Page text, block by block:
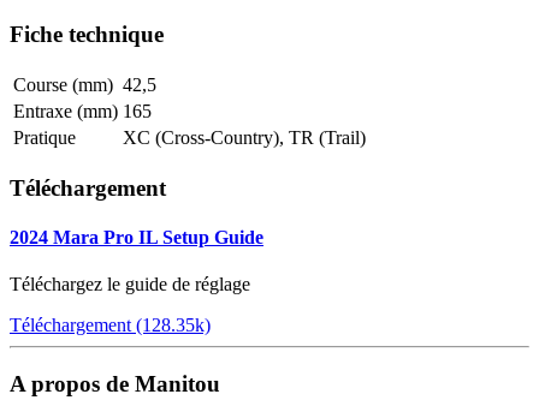
Fiche technique
Course (mm) 42,5
Entraxe (mm) 165
Pratique
XC (Cross-Country), TR (Trail)
Téléchargement
2024 Mara Pro IL Setup Guide
Téléchargez le guide de réglage
Téléchargement (128.35k)
A propos de Manitou